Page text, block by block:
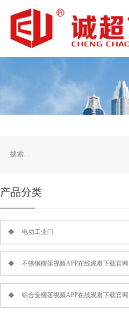
产品分类
电动工业门
不锈钢榴莲视频APP在线观看下载官网
铝合金榴莲视频APP在线观看下载官网